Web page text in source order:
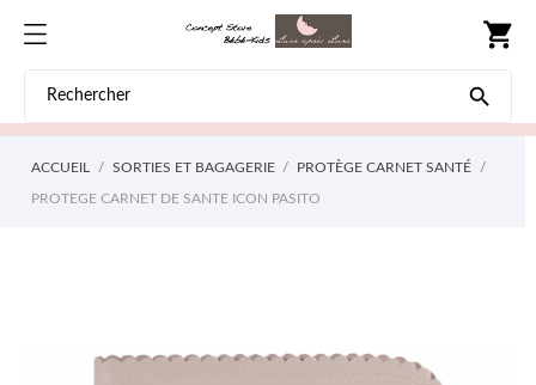
shopping_cart

ACCUEIL SORTIES ET BAGAGERIE PROTÈGE CARNET SANTÉ
PROTEGE CARNET DE SANTE ICON PASITO